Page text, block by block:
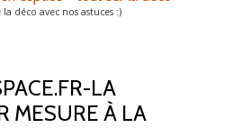
déco avec nos astuces :)
LA
MESURE À LA